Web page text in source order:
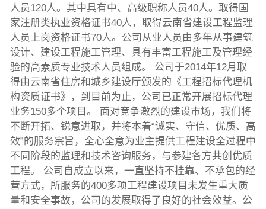
人员120人。其中具有中、高级职称人员40人。取得国
家注册类执业资格证书40人，取得云南省建设工程监理
人员上岗资格证书70人。公司从业人员由多年从事建筑
设计、建设工程施工管理、具有丰富工程施工及管理经
验的高素质专业技术人员组成。 公司于2014年12月取
得由云南省住房和城乡建设厅颁发的《工程招标代理机
构资质证书》，到目前为止，公司已正常开展招标代理
业务150多个项目。 面对竞争激烈的建设市场，我们将
不断开拓、锐意进取，并将本着“诚实、守信、优质、高
效”的服务宗旨，全心全意为业主提供工程建设全过程中
不同阶段的监理和技术咨询服务，与参建各方共创优质
工程。 公司自成立以来，一直坚持不挂靠、不承包的经
营方式，所服务的400多项工程建设项目未发生重大质
量和安全事故，公司的发展取得了良好的社会效益。公